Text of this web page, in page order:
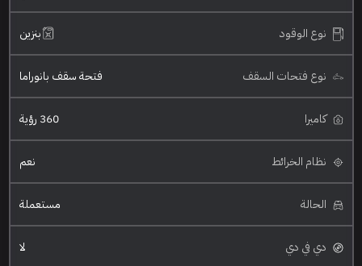
نوع الوقود بنزين
نوع فتحات السقف فتحة سقف بانوراما
كاميرا 360 رؤية
نظام الخرائط نعم
الحالة مستعملة
دي في دي لا